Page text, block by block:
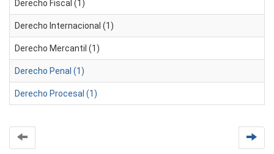
Derecho Fiscal (1)
Derecho Internacional (1)
Derecho Mercantil (1)
Derecho Penal (1)
Derecho Procesal (1)